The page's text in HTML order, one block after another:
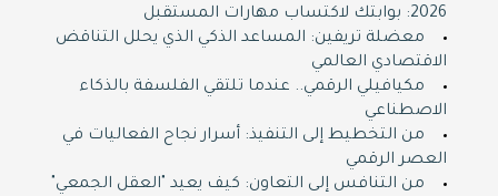
2026: بوابتك لاكتساب مهارات المستقبل
معضلة تريفين: المساعد الذكي الذي يحلل التناقض
الاقتصادي العالمي
مكيافيلي الرقمي.. عندما تلتقي الفلسفة بالذكاء
الاصطناعي
من التخطيط إلى التنفيذ: أسرار نجاح الفعاليات في
العصر الرقمي
من التنافس إلى التعاون: كيف يعيد "العقل الجمعي"